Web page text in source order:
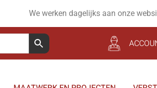
We werken dagelijks aan onze